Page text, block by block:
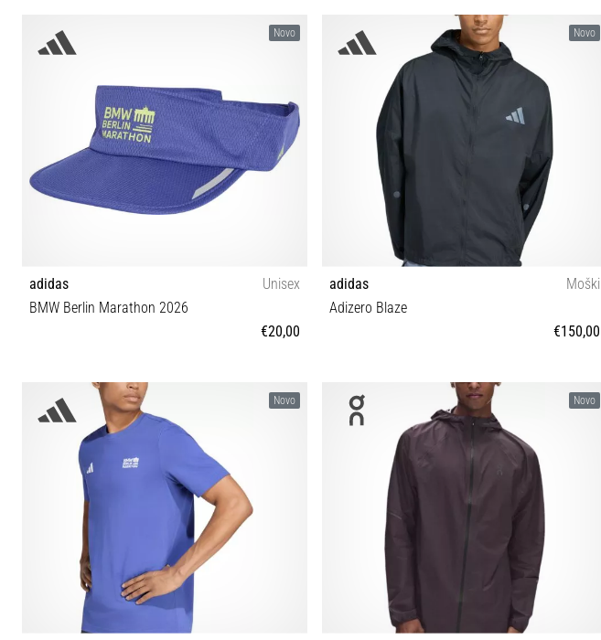
S M L XL
Novo
adidas
Unisex
BMW Berlin Marathon 2026
€20,00
OSFW OSFL
Novo
adidas
Moški
Adizero Blaze
€150,00
S M L XL
Novo Novo